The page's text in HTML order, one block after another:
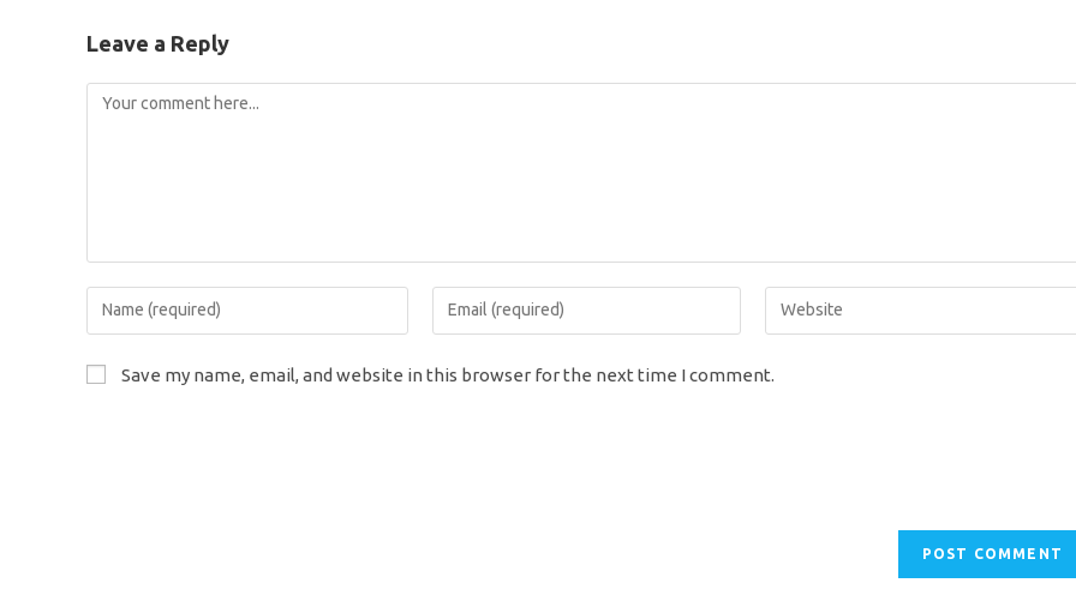
Leave a Reply
Comment
Enter
your
or
Enter
your
Enter
your
Save my name, email, and website in this browser for the next time I comment.